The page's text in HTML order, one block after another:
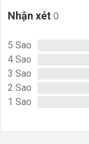
Nhận xét 0
5 Sao
4 Sao
3 Sao
2 Sao
1 Sao